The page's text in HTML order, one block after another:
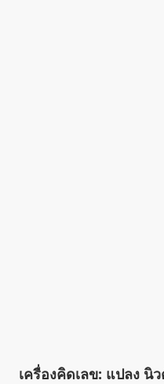
เครื่องคิดเลข: แปลง นิ